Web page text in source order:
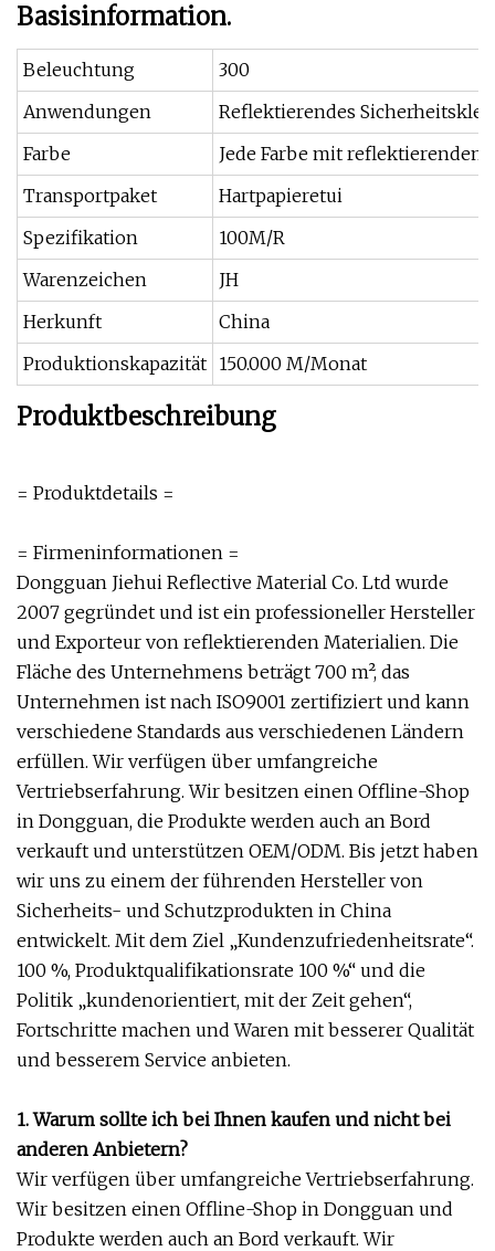
Basisinformation.
Beleuchtung
300
Anwendungen
Reflektierendes
Farbe
Jede Farbe mit
Transportpaket
Hartpapieretui
Spezifikation
100M/R
Warenzeichen
JH
Herkunft
China
Produktionskapazität 150.000 M/Monat
Produktbeschreibung
= Produktdetails =
= Firmeninformationen =
Dongguan Jiehui Reflective Material Co. Ltd wurde
2007 gegründet und ist ein professioneller Hersteller
und Exporteur von reflektierenden Materialien. Die
Fläche des Unternehmens beträgt 700 m², das
Unternehmen ist nach ISO9001 zertifiziert und kann
verschiedene Standards aus verschiedenen Ländern
erfüllen. Wir verfügen über umfangreiche
Vertriebserfahrung. Wir besitzen einen Offline-Shop
in Dongguan, die Produkte werden auch an Bord
verkauft und unterstützen OEM/ODM. Bis jetzt haben
wir uns zu einem der führenden Hersteller von
Sicherheits- und Schutzprodukten in China
entwickelt. Mit dem Ziel „Kundenzufriedenheitsrate“.
100 %, Produktqualifikationsrate 100 %“ und die
Politik „kundenorientiert, mit der Zeit gehen“,
Fortschritte machen und Waren mit besserer Qualität
und besserem Service anbieten.
1. Warum sollte ich bei Ihnen kaufen und nicht bei
anderen Anbietern?
Wir verfügen über umfangreiche Vertriebserfahrung.
Wir besitzen einen Offline-Shop in Dongguan und
Produkte werden auch an Bord verkauft. Wir